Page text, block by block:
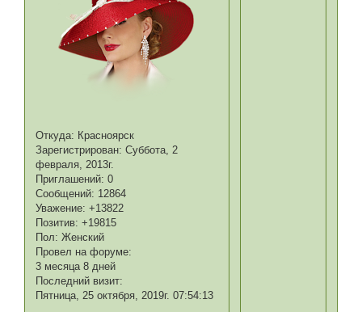
Откуда: Красноярск
Зарегистрирован: Суббота, 2
февраля, 2013г.
Приглашений: 0
Сообщений: 12864
Уважение: +13822
Позитив: +19815
Пол: Женский
Провел на форуме:
3 месяца 8 дней
Последний визит:
Пятница, 25 октября, 2019г. 07:54:13